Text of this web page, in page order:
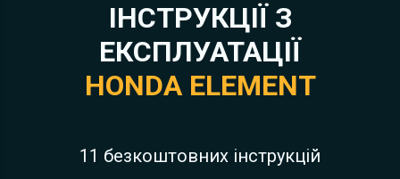
ІНСТРУКЦІЇ З
ЕКСПЛУАТАЦІЇ
HONDA ELEMENT
11 безкоштовних інструкцій